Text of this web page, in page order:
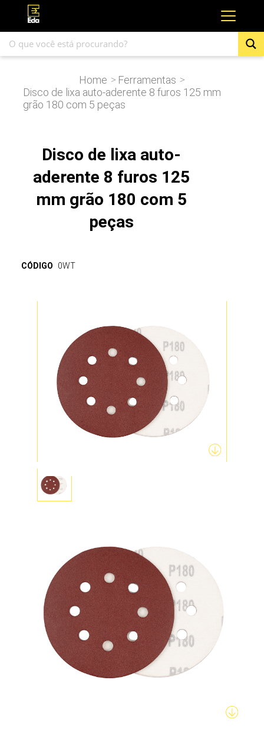
Home > Ferramentas >
Disco de lixa auto-aderente 8 furos 125 mm
grão 180 com 5 peças
Disco de lixa auto-
aderente 8 furos 125
mm grão 180 com 5
peças
CÓDIGO 0WT